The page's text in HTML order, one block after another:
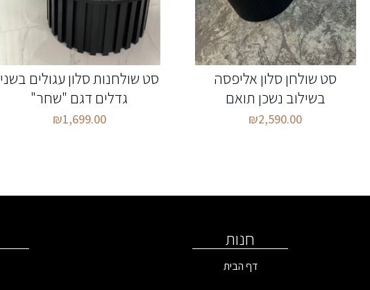
סט שולחן סלון אליפסה
בשילוב נשכן תואם
₪2,590.00
סט שולחנות סלון עגולים בשני
גדלים דגם "שחר"
₪1,699.00
חנות
דף הבית